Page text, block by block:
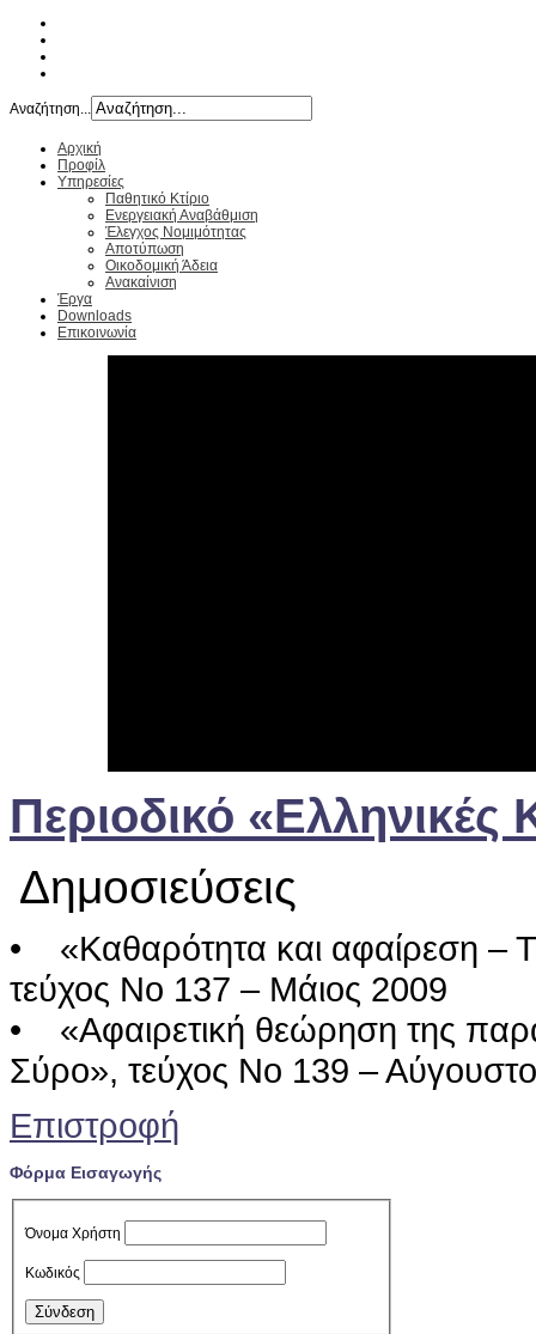
Αναζήτηση...
Αρχική
Προφίλ
Υπηρεσίες
Παθητικό Κτίριο
Ενεργειακή Αναβάθμιση
Έλεγχος Νομιμότητας
Αποτύπωση
Οικοδομική Άδεια
Ανακαίνιση
Έργα
Downloads
Επικοινωνία
Περιοδικό «Ελληνικές
Δημοσιεύσεις
• «Καθαρότητα και αφαίρεση –
τεύχος Νο 137 – Μάιος 2009
• «Αφαιρετική θεώρηση της
Σύρο», τεύχος Νο 139 –
Επιστροφή
Φόρμα Εισαγωγής
Όνομα Χρήστη
Κωδικός